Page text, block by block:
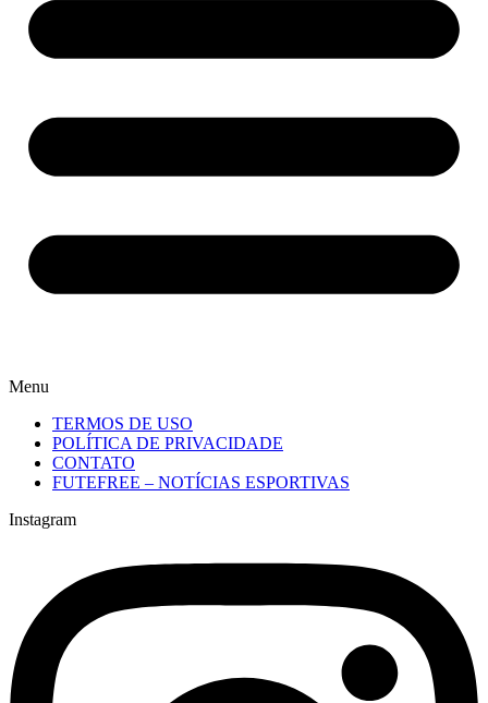
Menu
TERMOS DE USO
POLÍTICA DE PRIVACIDADE
CONTATO
FUTEFREE – NOTÍCIAS ESPORTIVAS
Instagram